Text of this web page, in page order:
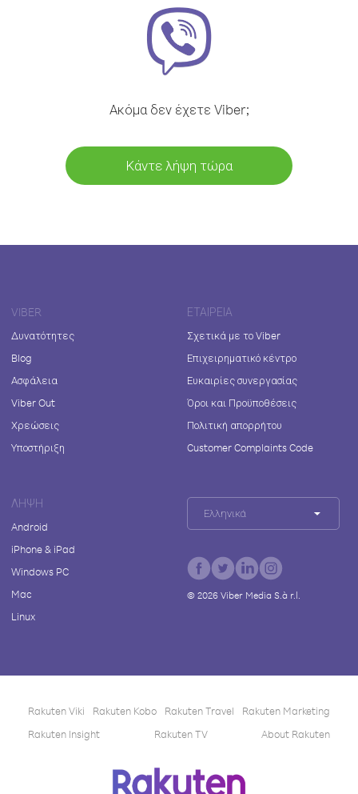
Ακόμα δεν έχετε Viber;
Κάντε λήψη τώρα
VIBER
Δυνατότητες
Blog
Ασφάλεια
Viber Out
Χρεώσεις
Υποστήριξη
ΕΤΑΙΡΕΊΑ
Σχετικά με το Viber
Επιχειρηματικό κέντρο
Ευκαιρίες συνεργασίας
Όροι και Προϋποθέσεις
Πολιτική απορρήτου
Customer Complaints Code
ΛΉΨΗ
Android
iPhone & iPad
Windows PC
Mac
Linux
Ελληνικά
© 2026Viber Media S.à r.l.
Rakuten Viki Rakuten Kobo Rakuten Travel
Rakuten Marketing
Rakuten Insight
Rakuten TV About Rakuten